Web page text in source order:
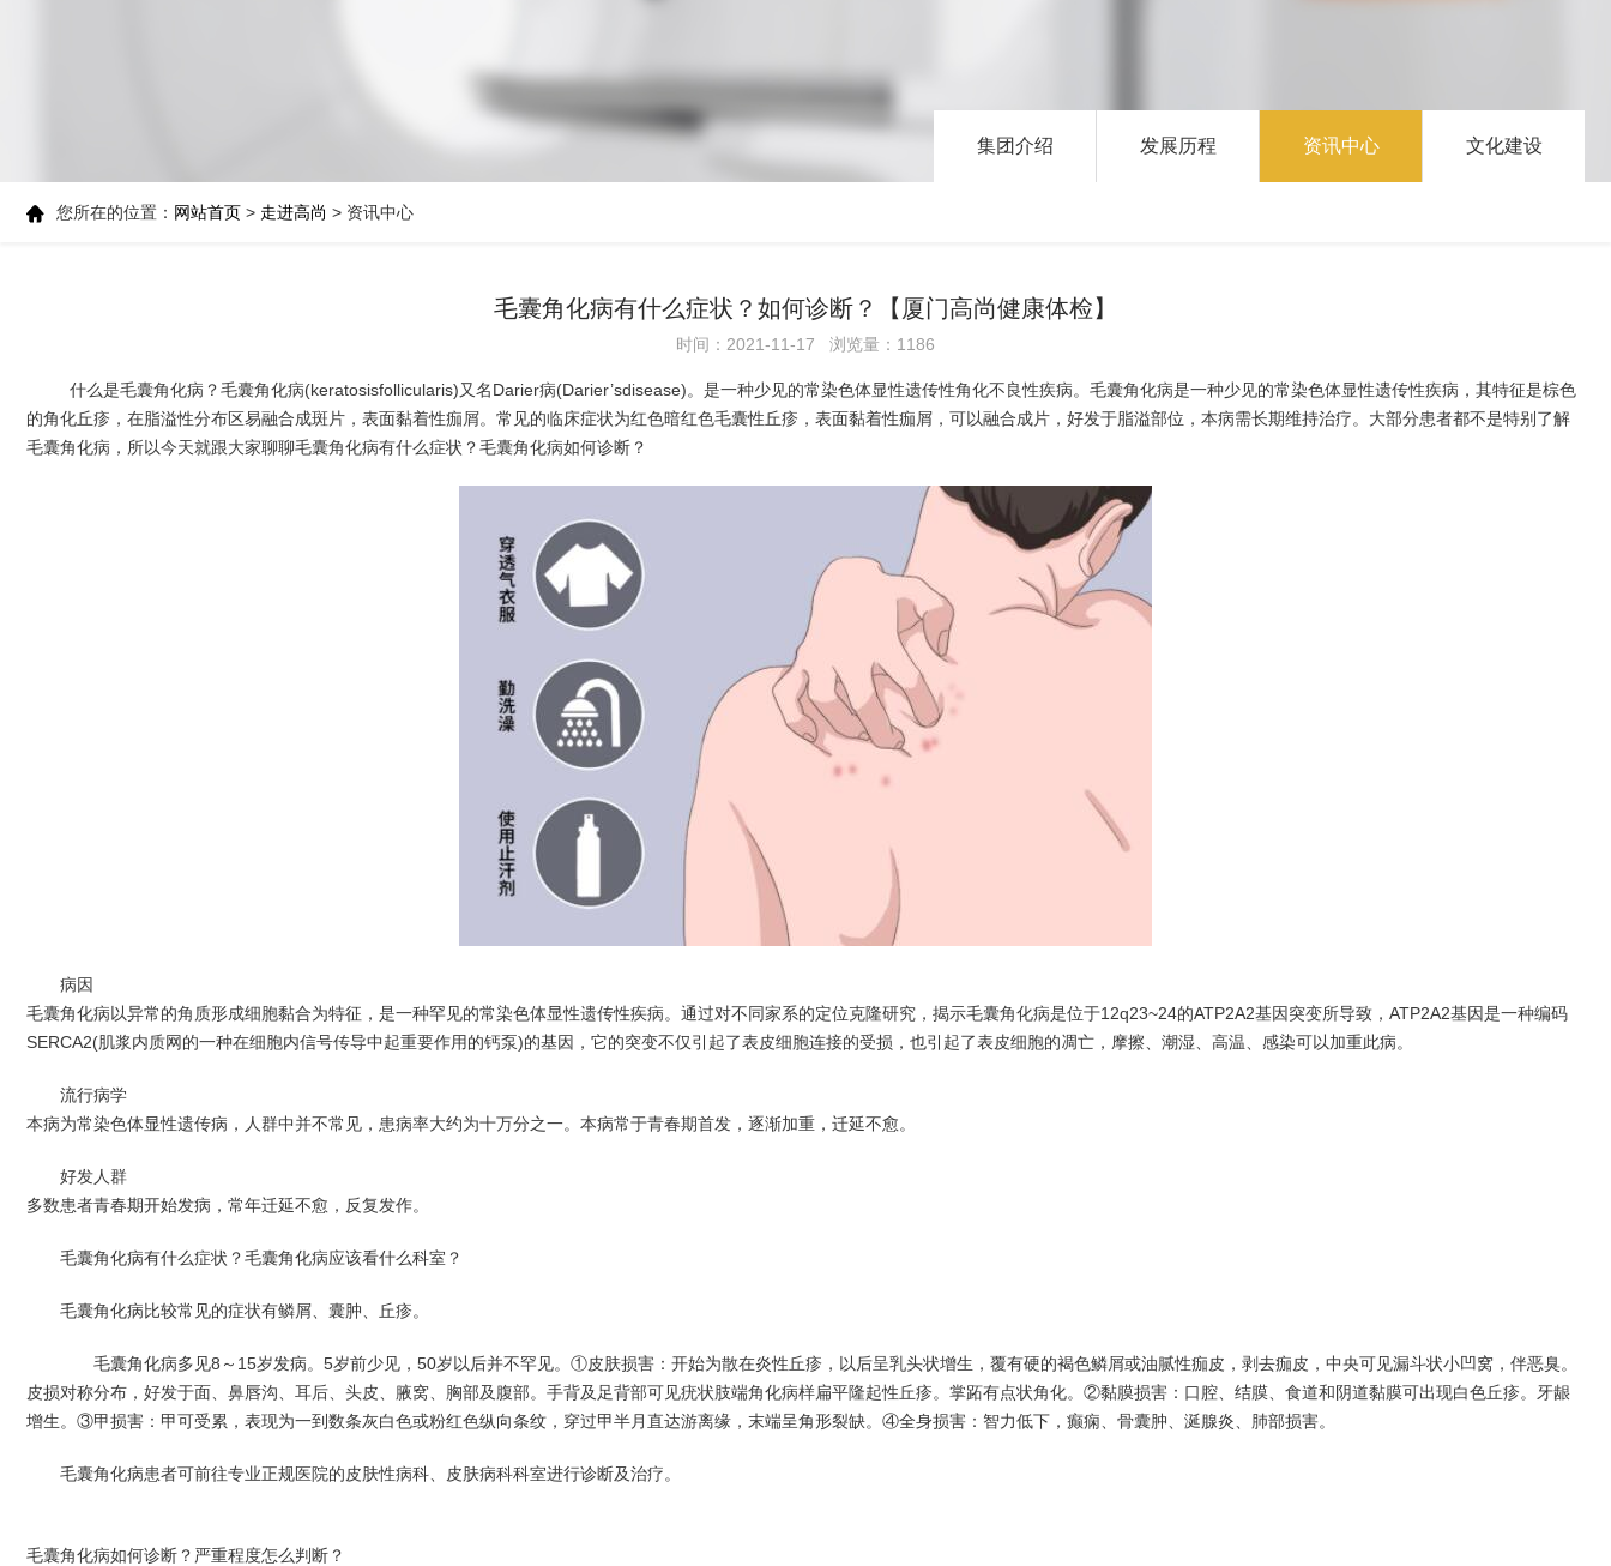
您所在的位置： 网站首页 > 走进高尚 > 资讯中心
集团介绍 发展历程 资讯中心 文化建设
毛囊角化病有什么症状？如何诊断？【厦门高尚健康体检】
时间：2021-11-17 浏览量：1186
什么是毛囊角化病？毛囊角化病(keratosisfollicularis)又名Darier病(Darier’sdisease)。是一种少见的常染色体显性遗传性角化不良性疾病。毛囊角化病是一种少见的常染色体显性遗传性疾病，其特征是棕色
的角化丘疹，在脂溢性分布区易融合成斑片，表面黏着性痂屑。常见的临床症状为红色暗红色毛囊性丘疹，表面黏着性痂屑，可以融合成片，好发于脂溢部位，本病需长期维持治疗。大部分患者都不是特别了解
毛囊角化病，所以今天就跟大家聊聊毛囊角化病有什么症状？毛囊角化病如何诊断？
病因
毛囊角化病以异常的角质形成细胞黏合为特征，是一种罕见的常染色体显性遗传性疾病。通过对不同家系的定位克隆研究，揭示毛囊角化病是位于12q23~24的ATP2A2基因突变所导致，ATP2A2基因是一种编码
SERCA2(肌浆内质网的一种在细胞内信号传导中起重要作用的钙泵)的基因，它的突变不仅引起了表皮细胞连接的受损，也引起了表皮细胞的凋亡，摩擦、潮湿、高温、感染可以加重此病。
流行病学
本病为常染色体显性遗传病，人群中并不常见，患病率大约为十万分之一。本病常于青春期首发，逐渐加重，迁延不愈。
好发人群
多数患者青春期开始发病，常年迁延不愈，反复发作。
毛囊角化病有什么症状？毛囊角化病应该看什么科室？
毛囊角化病比较常见的症状有鳞屑、囊肿、丘疹。
毛囊角化病多见8～15岁发病。5岁前少见，50岁以后并不罕见。①皮肤损害：开始为散在炎性丘疹，以后呈乳头状增生，覆有硬的褐色鳞屑或油腻性痂皮，剥去痂皮，中央可见漏斗状小凹窝，伴恶臭。
皮损对称分布，好发于面、鼻唇沟、耳后、头皮、腋窝、胸部及腹部。手背及足背部可见疣状肢端角化病样扁平隆起性丘疹。掌跖有点状角化。②黏膜损害：口腔、结膜、食道和阴道黏膜可出现白色丘疹。牙龈
增生。③甲损害：甲可受累，表现为一到数条灰白色或粉红色纵向条纹，穿过甲半月直达游离缘，末端呈角形裂缺。④全身损害：智力低下，癫痫、骨囊肿、涎腺炎、肺部损害。
毛囊角化病患者可前往专业正规医院的皮肤性病科、皮肤病科科室进行诊断及治疗。
毛囊角化病如何诊断？严重程度怎么判断？